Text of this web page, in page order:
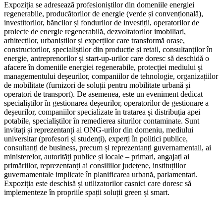
Expoziția se adresează profesioniștilor din domeniile energiei
regenerabile, producătorilor de energie (verde și convențională),
investitorilor, băncilor și fondurilor de investiții, operatorilor de
proiecte de energie regenerabilă, dezvoltatorilor imobiliari,
arhitecților, urbaniștilor și experților care transformă orașe,
constructorilor, specialiștilor din producție și retail, consultanților în
energie, antreprenorilor și start-up-urilor care doresc să deschidă o
afacere în domeniile energiei regenerabile, protecției mediului și
managementului deșeurilor, companiilor de tehnologie, organizațiilor
de mobilitate (furnizori de soluții pentru mobilitate urbană și
operatori de transport). De asemenea, este un eveniment dedicat
specialiștilor în gestionarea deșeurilor, operatorilor de gestionare a
deșeurilor, companiilor specializate în tratarea și distribuția apei
potabile, specialiștilor în remedierea siturilor contaminate. Sunt
invitați și reprezentanți ai ONG-urilor din domeniu, mediului
universitar (profesori și studenți), experți în politici publice,
consultanți de business, precum și reprezentanți guvernamentali, ai
ministerelor, autorități publice și locale – primari, angajați ai
primăriilor, reprezentanți ai consiliilor județene, instituțiilor
guvernamentale implicate în planificarea urbană, parlamentari.
Expoziția este deschisă și utilizatorilor casnici care doresc să
implementeze în propriile spații soluții green și smart.